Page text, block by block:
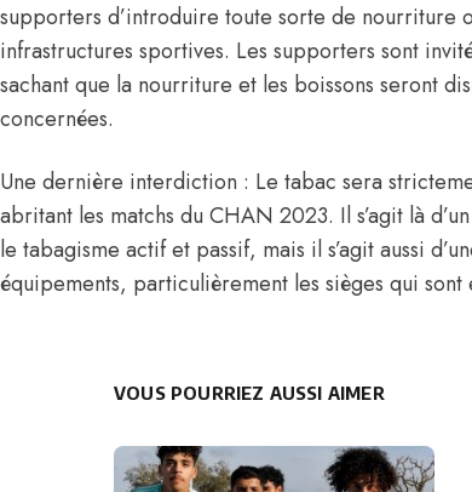
supporters d’introduire toute sorte de nourriture
infrastructures sportives. Les supporters sont
sachant que la nourriture et les boissons seront
concernées.
Une dernière interdiction : Le tabac sera
abritant les matchs du CHAN 2023. Il s’agit là
le tabagisme actif et passif, mais il s’agit aussi
équipements, particulièrement les sièges qui sont
VOUS POURRIEZ AUSSI AIMER